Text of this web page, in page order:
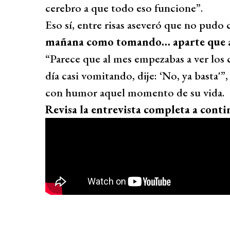
cerebro a que todo eso funcione”.
Eso sí, entre risas aseveró que no
mañana como tomando… aparte que
“Parece que al mes empezabas a ver
día casi vomitando, dije: ‘No, ya
con humor aquel momento de su vida.
Revisa la entrevista completa a